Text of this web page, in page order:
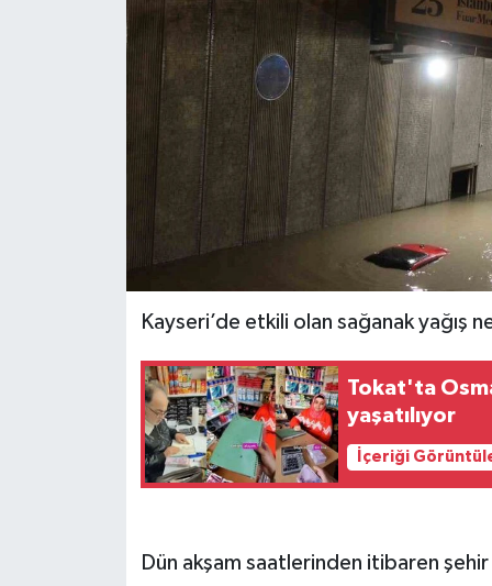
Kayseri’de etkili olan sağanak yağış
Tokat'ta
yaşatılıyor
İçeriği
Dün akşam saatlerinden itibaren